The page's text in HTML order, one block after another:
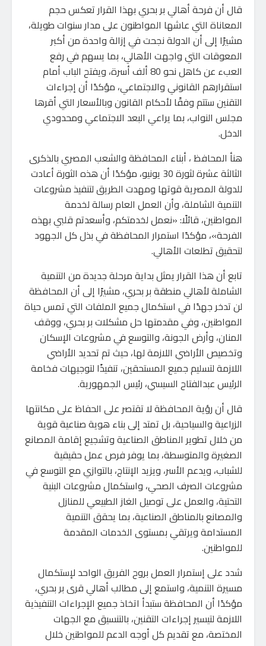
قال أن فرحة أهالي بر بحري بهذا القرار تعكس حجم
المعاناة التي عاشها المواطنون على مدار سنوات طويلة،
مشيرًا إلى أن الدولة نجحت في إزالة واحدة من أكبر
المعوقات التي واجهت الأهالي، بما يسهم في رفع
العبء عن كاهل نحو 80 ألف أسرة، ويفتح الباب أمام
استقرارهم القانوني والاجتماعي، مؤكدًا أن إجراءات
التقنين ستتم وفقًا لأحكام القانون وبالأسعار التي أقرها
مجلس النواب، بما يراعي البعد الاجتماعي ومحدودي
الدخل.
هنأ المحافظ ، أبناء المحافظة والشعب المصري بالذكرى
الثالثة عشرة لثورة 30 يونيو، مؤكدًا أن هذه الثورة أعادت
للدولة المصرية قوتها ومهدت الطريق لتنفيذ مشروعات
التنمية الشاملة، وأن العمل العام رسالة لخدمة
المواطنين، قائلًا: «نعمل لخدمتكم، وأسعدتم قلبي بهذه
الفرحة»، مؤكدًا استمرار المحافظة في بذل كل الجهود
لتحقيق تطلعات الأهالي.
تابع أن هذا القرار يمثل بداية مرحلة جديدة من التنمية
الشاملة لأهالي منطقة بر بحري، مشيرًا إلى أن المحافظة
لن تدخر جهدًا في استكمال جميع الملفات التي تمس حياة
المواطنين، وفي مقدمتها حل مشكلات بر بحري، ووقف
المنان، وأرض الجونة، والتوسع في مشروعات الإسكان
وتخصيص الأراضي اللازمة لها، حيث تم تحديد الأراضي
اللازمة لتسليم جميع المستحقين، تنفيذًا لتوجيهات فخامة
الرئيس عبدالفتاح السيسي، رئيس الجمهورية.
قال أن رؤية المحافظة لا تقتصر على الحفاظ على مكانتها
الزراعية والسياحية، بل تمتد إلى بناء هوية صناعية قوية
من خلال تطوير المناطق الصناعية وتشجيع إقامة المصانع
الصغيرة والمتوسطة، بما يوفر فرص عمل حقيقية
للشباب، ويدعم الأسر، ويزيد الإنتاج، بالتوازي مع التوسع في
مشروعات الصرف الصحي، واستكمال مشروعات البنية
التحتية، والعمل على توصيل الغاز الطبيعي للمنازل
والمصانع بالمناطق الصناعية، بما يحقق التنمية
المستدامة ويرتقي بمستوى الخدمات المقدمة
للمواطنين.
شدد على إستمرار العمل بروح الفريق الواحد لإستكمال
مسيرة التنمية، واستمع إلى مطالب أهالي قرى بر بحري،
مؤكدًا أن المحافظة ستبدأ اتخاذ جميع الإجراءات التنفيذية
اللازمة لتيسير إجراءات التقنين، بالتنسيق مع الجهات
المختصة، مع تقديم كل أوجه الدعم للمواطنين خلال